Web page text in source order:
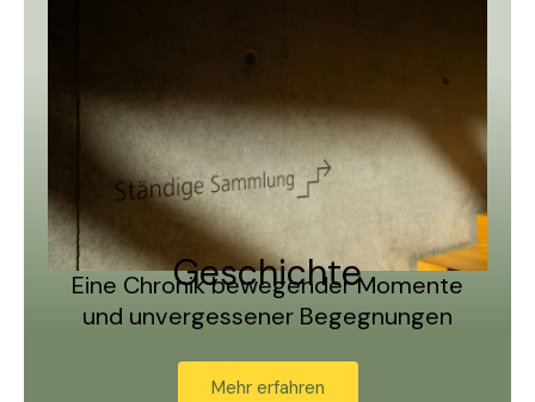
Geschichte
Eine Chronik bewegender Momente
und unvergessener Begegnungen
Mehr erfahren